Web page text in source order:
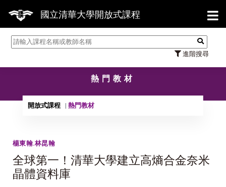
國立清華大學開放式課程
進階搜尋
【
熱門教材
開放式課程 熱門教材
楊東翰.林昆翰
全球第一！清華大學建立高熵合金奈米
晶體資料庫